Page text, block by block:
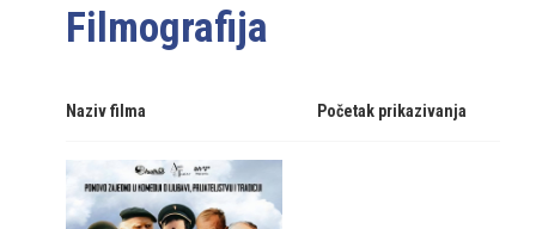
Filmografija
Naziv filma Početak prikazivanja